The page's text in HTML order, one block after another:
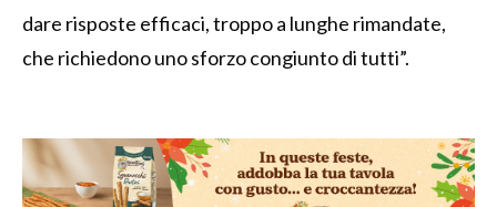
dare risposte efficaci, troppo a lunghe rimandate,
che richiedono uno sforzo congiunto di tutti”.